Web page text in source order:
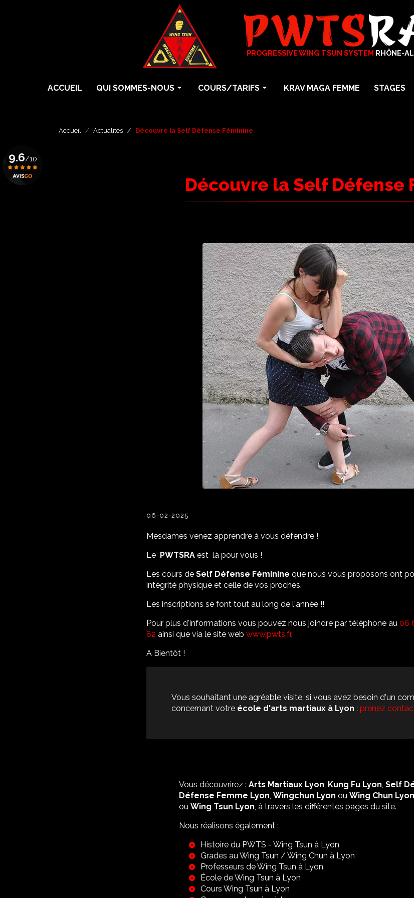
PROGRESSIVE WING TSUN SYSTEM RHÔNE-
ACCUEIL
QUI SOMMES-NOUS
Écoles
COURS/TARIFS
Cours particuliers
Krav Maga Femme Self Défense
KRAV MAGA FEMME STAGES
9.6/10
Accueil Actualités Découvre la Self Défense Féminine
Découvre la Self Défense
06-02-2025
Mesdames venez apprendre à vous défendre !
Le PWTSRA est là pour vous !
Les cours de Self Défense Féminine que nous vous proposons ont
intégrité physique et celle de vos proches.
Les inscriptions se font tout au long de l'année !!
Pour plus d'informations vous pouvez nous joindre par téléphone au 06
82 ainsi que via le site web www.pwts.fr.
A Bientôt !
Vous souhaitant une agréable visite, si vous avez besoin d'un
concernant votre école d'arts martiaux à Lyon : prenez
Vous découvrirez : Arts Martiaux Lyon, Kung Fu Lyon, Self
Défense Femme Lyon, Wingchun Lyon ou Wing Chun Lyon
ou Wing Tsun Lyon, à travers les différentes pages du site.
Nous réalisons également :
Histoire du PWTS - Wing Tsun à Lyon
Grades au Wing Tsun / Wing Chun à Lyon
Professeurs de Wing Tsun à Lyon
École de Wing Tsun à Lyon
Cours Wing Tsun à Lyon